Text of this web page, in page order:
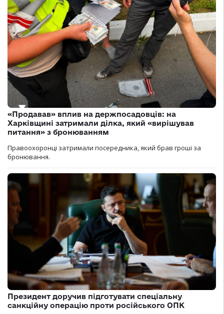
«Продавав» вплив на держпосадовців: на
Харківщині затримали ділка, який «вирішував
питання» з бронюванням
Правоохоронці затримали посередника, який брав гроші за
бронювання.
Президент доручив підготувати спеціальну
санкційну операцію проти російського ОПК